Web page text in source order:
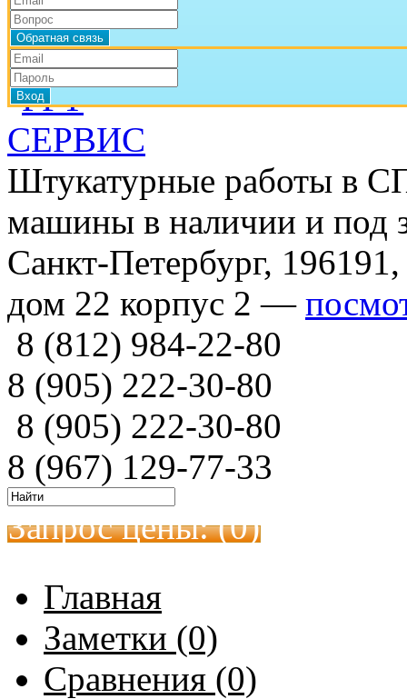
Штукатурные работы в
машины в наличии и под
Санкт-Петербург,
дом 22 корпус 2 —
8 (812) 984-22-80
8 (905) 222-30-80
8 (905) 222-30-80
8 (967) 129-77-33
Запрос цены: (0)
Главная
Заметки (0)
Сравнения (0)